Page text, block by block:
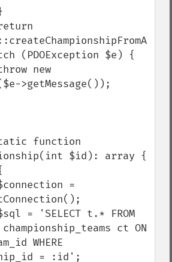
>getMessage());
$id): array {
ct ON
WHERE
= :id';